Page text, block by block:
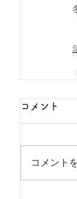
コメント
コメント